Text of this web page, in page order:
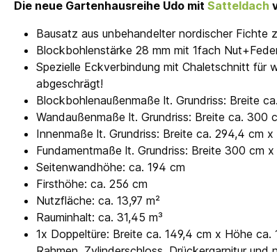
Die neue Gartenhausreihe Udo mit Satteldach
Bausatz aus unbehandelter nordischer Fichte
Blockbohlenstärke 28 mm mit 1fach
Spezielle Eckverbindung mit Chaletschnitt
abgeschrägt!
Blockbohlenaußenmaße lt. Grundriss: Breite
Wandaußenmaße lt. Grundriss: Breite ca. 300
Innenmaße lt. Grundriss: Breite ca. 294,4 cm
Fundamentmaße lt. Grundriss: Breite 300 cm
Seitenwandhöhe: ca. 194 cm
Firsthöhe: ca. 256 cm
Nutzfläche: ca. 13,97 m²
Rauminhalt: ca. 31,45 m³
1x Doppeltüre: Breite ca. 149,4 cm x Höhe